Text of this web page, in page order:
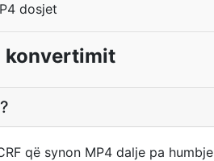
dosjet
konvertimit
që synon MP4 dalje pa humbje